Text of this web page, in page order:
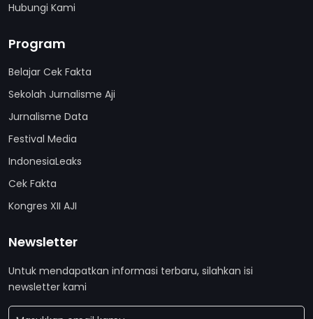
Hubungi Kami
Program
Belajar Cek Fakta
Sekolah Jurnalisme Aji
Jurnalisme Data
Festival Media
IndonesiaLeaks
Cek Fakta
Kongres XII AJI
Newsletter
Untuk mendapatkan informasi terbaru, silahkan isi
newsletter kami